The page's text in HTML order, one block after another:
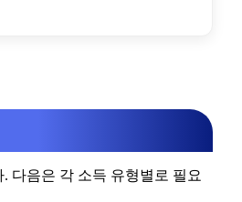
다음은 각 소득 유형별로 필요